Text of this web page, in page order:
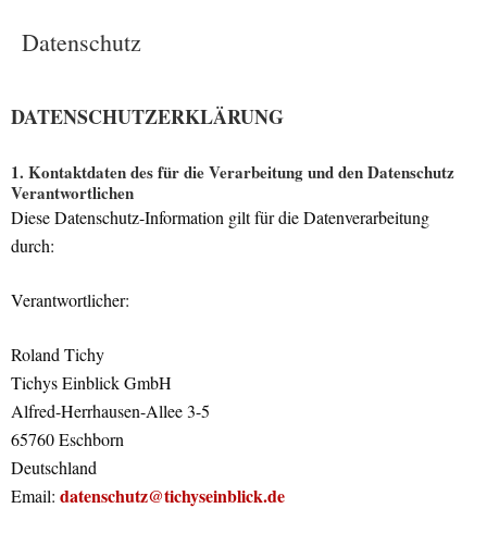
Datenschutz
DATENSCHUTZERKLÄRUNG
1. Kontaktdaten des für die Verarbeitung und den Datenschutz
Verantwortlichen
Diese Datenschutz-Information gilt für die Datenverarbeitung
durch:
Verantwortlicher:
Roland Tichy
Tichys Einblick GmbH
Alfred-Herrhausen-Allee 3-5
65760 Eschborn
Deutschland
Email: datenschutz@tichyseinblick.de